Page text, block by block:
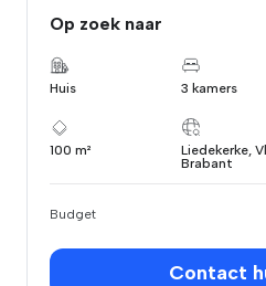
Op zoek naar
Huis 3 kamers
100 m²
Liedekerke,
Brabant
Budget
Contact